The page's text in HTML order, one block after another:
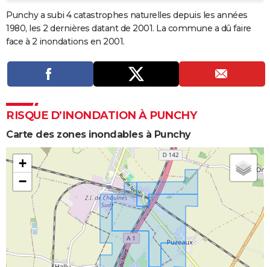
COPAINS D'AVANT
Bricolage
Lifestyle
Culture
Sport
Auto
Television
Voyage
Cinema
Punchy a subi 4 catastrophes naturelles depuis les années
1980, les 2 dernières datant de 2001. La commune a dû faire
face à 2 inondations en 2001.
RISQUE D’INONDATION À PUNCHY
Carte des zones inondables à Punchy
+
−